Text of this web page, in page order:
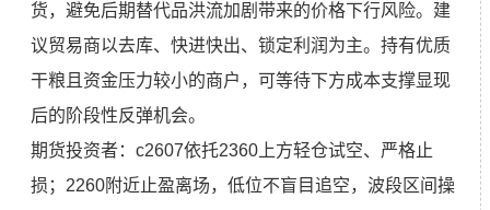
货，避免后期替代品洪流加剧带来的价格下行风险。建
议贸易商以去库、快进快出、锁定利润为主。持有优质
干粮且资金压力较小的商户，可等待下方成本支撑显现
后的阶段性反弹机会。
期货投资者：c2607依托2360上方轻仓试空、严格止
损；2260附近止盈离场，低位不盲目追空，波段区间操